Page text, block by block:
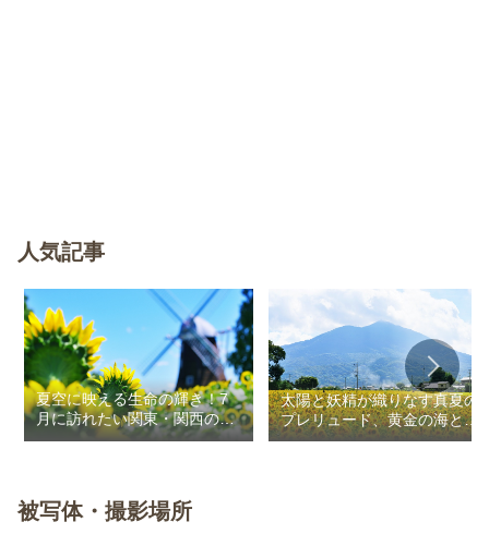
人気記事
夏空に映える生命の輝き！7
月に訪れたい関東・関西のお
花畑
太陽と妖精が織りなす真夏の
プレリュード、黄金の海と秘
密の朱色に出会う旅
被写体・撮影場所